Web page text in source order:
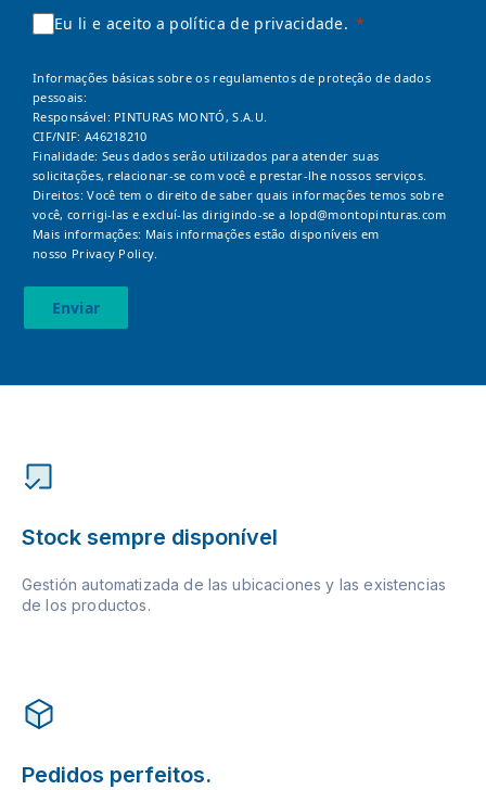
Eu li e aceito a política de privacidade.
Informações básicas sobre os regulamentos de proteção de dados
pessoais:
Responsável: PINTURAS MONTÓ, S.A.U.
CIF/NIF: A46218210
Finalidade: Seus dados serão utilizados para atender suas
solicitações, relacionar-se com você e prestar-lhe nossos serviços.
Direitos: Você tem o direito de saber quais informações temos sobre
você, corrigi-las e excluí-las dirigindo-se a lopd@montopinturas.com
Mais informações: Mais informações estão disponíveis em
nosso Privacy Policy.
Enviar
Stock sempre disponível
Gestión automatizada de las ubicaciones y las existencias
de los productos.
Pedidos perfeitos.